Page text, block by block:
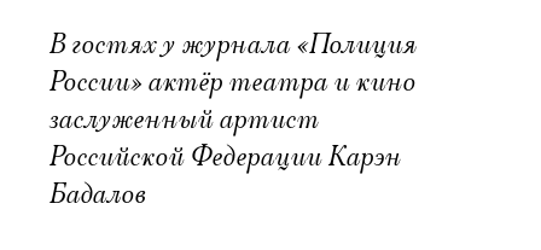
В гостях у журнала «Полиция
России» актёр театра и кино
заслуженный артист
Российской Федерации Карэн
Бадалов